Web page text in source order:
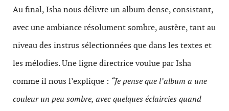
Au final, Isha nous délivre un album dense, consistant,
avec une ambiance résolument sombre, austère, tant au
niveau des instrus sélectionnées que dans les textes et
les mélodies. Une ligne directrice voulue par Isha
comme il nous l’explique : “Je pense que l’album a une
couleur un peu sombre, avec quelques éclaircies quand